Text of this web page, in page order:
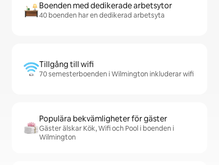
Boenden med dedikerade arbetsytor
40 boenden har en dedikerad arbetsyta
Tillgång till wifi
70 semesterboenden i Wilmington inkluderar wifi
Populära bekvämligheter för gäster
Gäster älskar Kök, Wifi och Pool i boenden i
Wilmington